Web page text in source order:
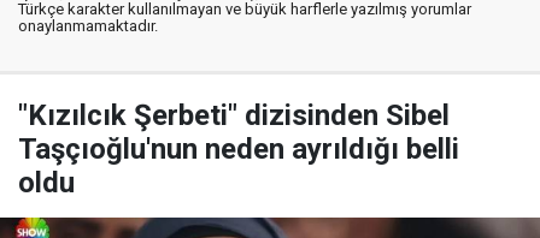
Türkçe karakter kullanılmayan ve büyük harflerle yazılmış yorumlar
onaylanmamaktadır.
"Kızılcık Şerbeti" dizisinden Sibel
Taşçıoğlu'nun neden ayrıldığı belli
oldu